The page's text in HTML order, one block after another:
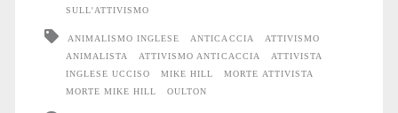
Hill
SULL'ATTIVISMO
ANIMALISMO INGLESE ANTICACCIA
ATTIVISMO
ANIMALISTA
ATTIVISMO ANTICACCIA
ATTIVISTA
INGLESE UCCISO
MIKE HILL
MORTE ATTIVISTA
MORTE MIKE HILL
OULTON